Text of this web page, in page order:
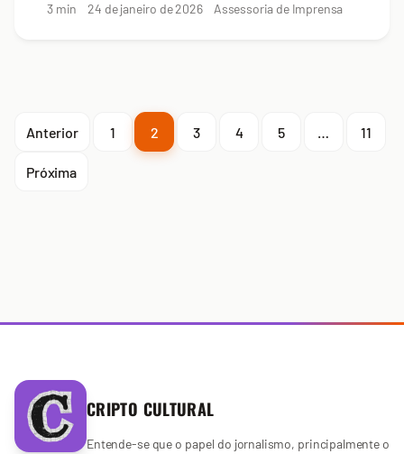
3 min 24 de janeiro de 2026 Assessoria de Imprensa
Anterior 1 2 3 4 5 … 11
Próxima
CRIPTO CULTURAL
Entende-se que o papel do jornalismo, principalmente o